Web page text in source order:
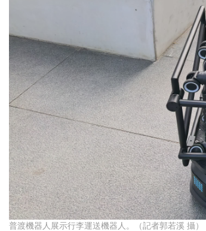
普渡機器人展示行李運送機器人。（記者郭若溪 攝）